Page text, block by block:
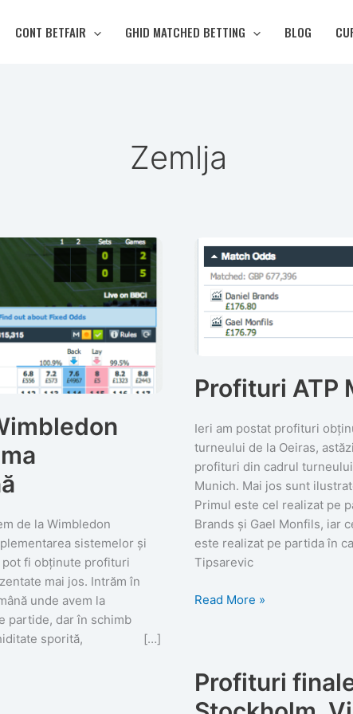
CONT BETFAIR GHID MATCHED BETTING BLOG
Zemlja
de la Wimbledon
sistemelor și
fi obținute profituri
mai jos. Intrăm în
unde avem la
partide, dar în schimb
lichiditate sporită, […]
Profituri ATP
Ieri am postat profituri
turneului de la Oeiras,
profituri din cadrul
Munich. Mai jos sunt
Primul este cel realizat pe
Brands și Gael Monfils, iar
este realizat pe partida în
Tipsarevic
Profituri
Read More »
Profituri